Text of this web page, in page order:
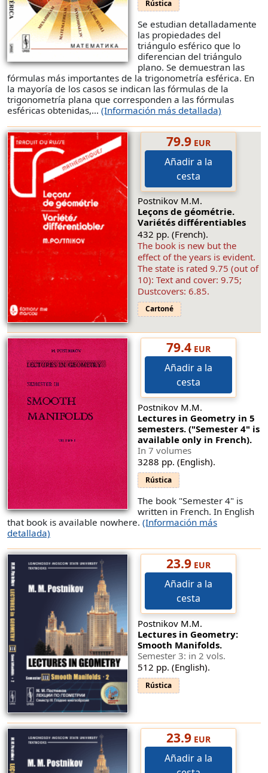
Rústica
Se estudian detalladamente
las propiedades del
triángulo esférico que lo
diferencian del triángulo
plano. Se demuestran las
fórmulas más importantes de la trigonometría esférica. En
la mayoría de los casos se indican las fórmulas de la
trigonometría plana que corresponden a las fórmulas
esféricas obtenidas,... (Información más detallada)
79.9EUR
Añadir a la
cesta
Postnikov M.M.
Leçons de géométrie.
Variétés différentiables
432 pp. (French).
The book is new but the
effect of the years is evident.
The state is rated 9.75 (out of
10): Text and cover: 9.75;
Dustcovers: 6.85.
Cartoné
79.4EUR
Añadir a la
cesta
Postnikov M.M.
Lectures in Geometry in 5
semesters. ("Semester 4" is
available only in French).
In 7 volumes
3288 pp. (English).
Rústica
The book "Semester 4" is
written in French. In English
that book is available nowhere. (Información más
detallada)
23.9EUR
Añadir a la
cesta
Postnikov M.M.
Lectures in Geometry:
Smooth Manifolds.
Semester 3: in 2 vols.
512 pp. (English).
Rústica
23.9EUR
Añadir a la